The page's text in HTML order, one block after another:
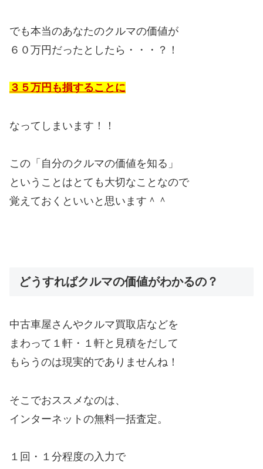
でも本当のあなたのクルマの価値が
６０万円だったとしたら・・・？！
３５万円も損することに
なってしまいます！！
この「自分のクルマの価値を知る」
ということはとても大切なことなので
覚えておくといいと思います＾＾
どうすればクルマの価値がわかるの？
中古車屋さんやクルマ買取店などを
まわって１軒・１軒と見積をだして
もらうのは現実的でありませんね！
そこでおススメなのは、
インターネットの無料一括査定。
１回・１分程度の入力で